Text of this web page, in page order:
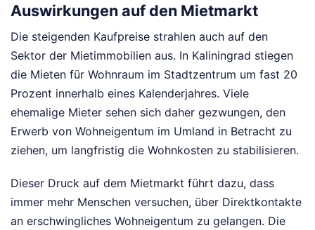
Auswirkungen auf den Mietmarkt
Die steigenden Kaufpreise strahlen auch auf den
Sektor der Mietimmobilien aus. In Kaliningrad stiegen
die Mieten für Wohnraum im Stadtzentrum um fast 20
Prozent innerhalb eines Kalenderjahres. Viele
ehemalige Mieter sehen sich daher gezwungen, den
Erwerb von Wohneigentum im Umland in Betracht zu
ziehen, um langfristig die Wohnkosten zu stabilisieren.
Dieser Druck auf dem Mietmarkt führt dazu, dass
immer mehr Menschen versuchen, über Direktkontakte
an erschwingliches Wohneigentum zu gelangen. Die